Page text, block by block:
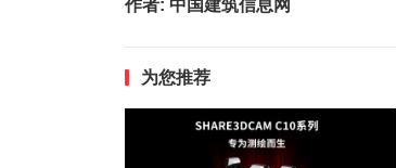
作者: 中国建筑信息网
为您推荐